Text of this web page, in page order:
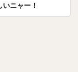
ニャー！
学（みままなぶ）